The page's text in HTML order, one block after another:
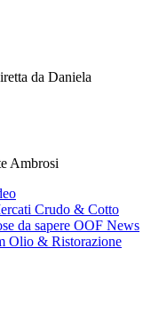
da Daniela
Ambrosi
Crudo & Cotto
da sapere OOF News
Olio & Ristorazione